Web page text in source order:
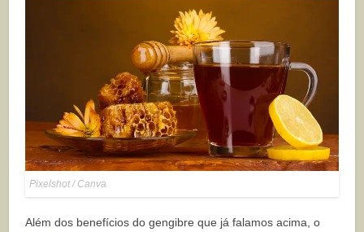
Pixelshot / Canva
Além dos benefícios do gengibre que já falamos acima, o